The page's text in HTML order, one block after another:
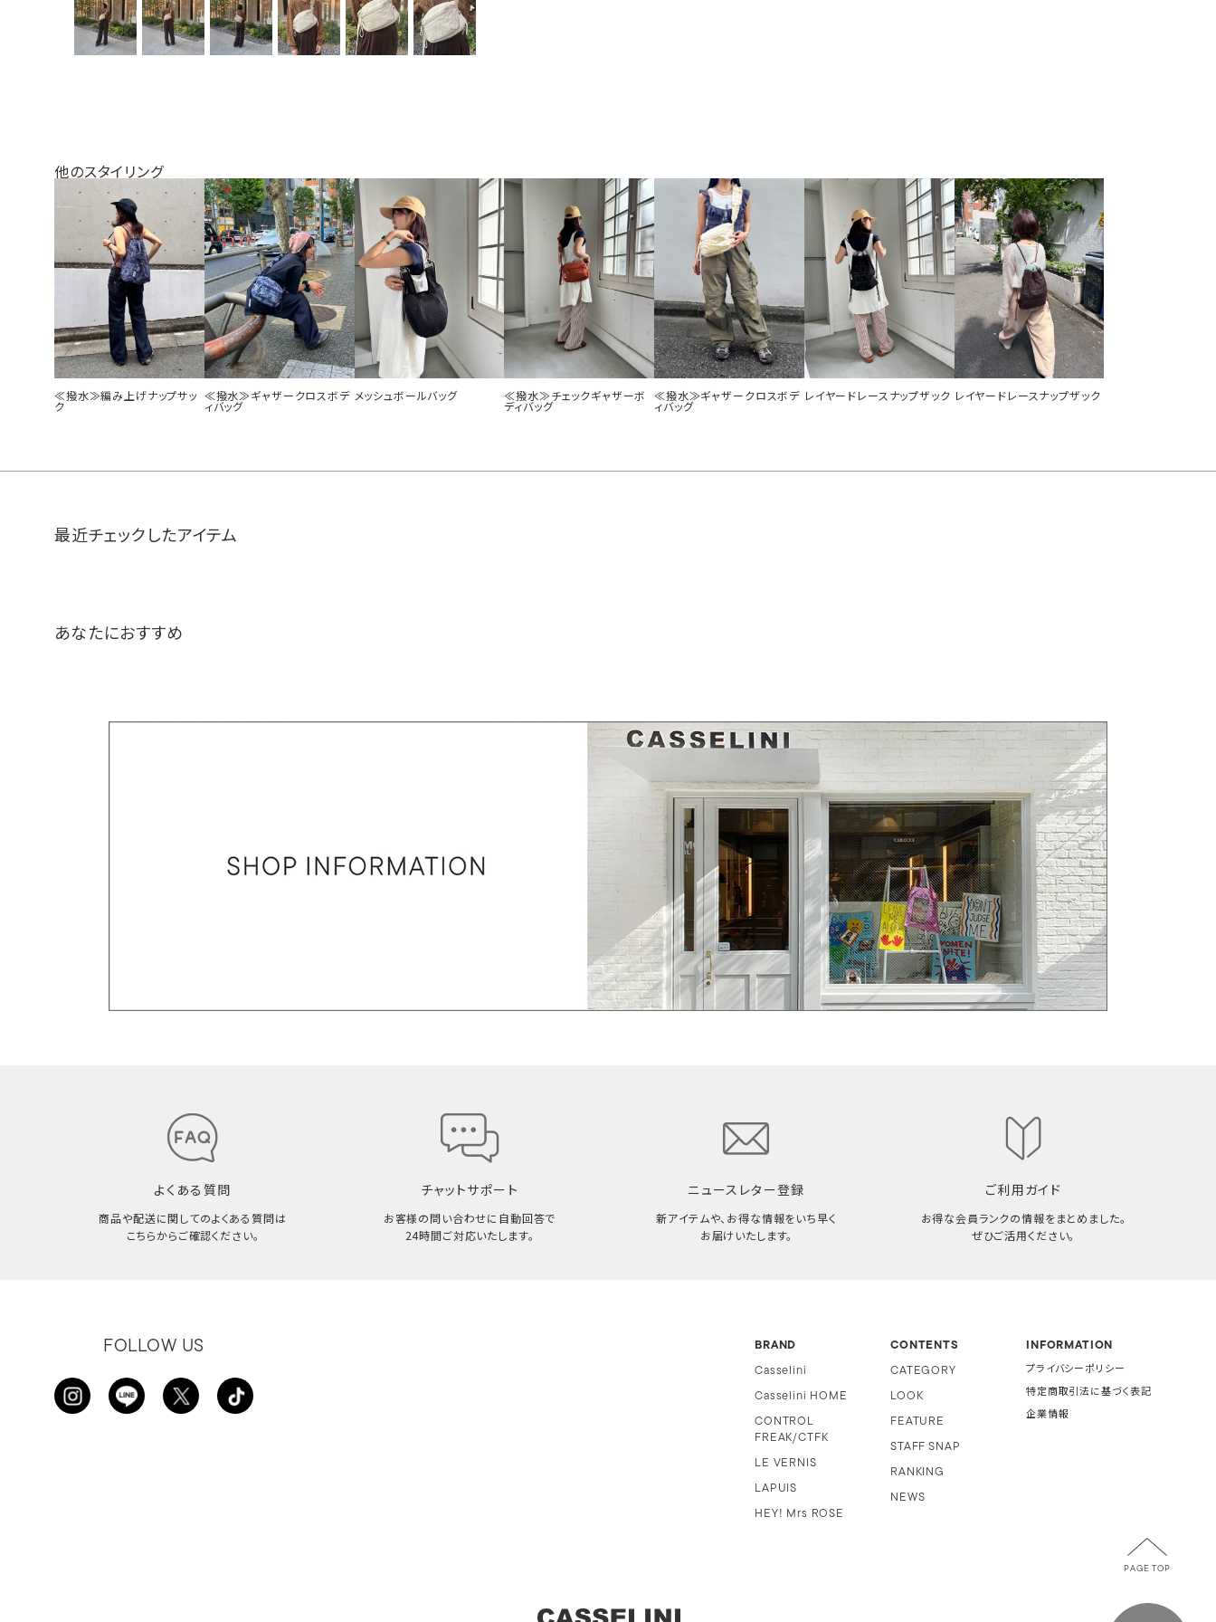
他のスタイリング
≪撥水≫編み上げナップサッ
ク
≪撥水≫ギャザークロスボデ
ィバッグ
メッシュボールバッグ
≪撥水≫チェックギャザーボ
ディバッグ
≪撥水≫ギャザークロスボデ
ィバッグ
レイヤードレースナップザック レイヤードレースナップザック
最近チェックしたアイテム
あなたにおすすめ
よくある質問
商品や配送に関してのよくある質問は
こちらからご確認ください。
チャットサポート
お客様の問い合わせに自動回答で
24時間ご対応いたします。
ニュースレター登録
新アイテムや、お得な情報をいち早く
お届けいたします。
ご利用ガイド
お得な会員ランクの情報をまとめました。
ぜひご活用ください。
FOLLOW US BRAND
Casselini
Casselini HOME
CONTROL
FREAK/CTFK
LE VERNIS
LAPUIS
HEY! Mrs ROSE
CONTENTS
CATEGORY
LOOK
FEATURE
STAFF SNAP
RANKING
NEWS
INFORMATION
プライバシーポリシー
特定商取引法に基づく表記
企業情報
PAGE TOP